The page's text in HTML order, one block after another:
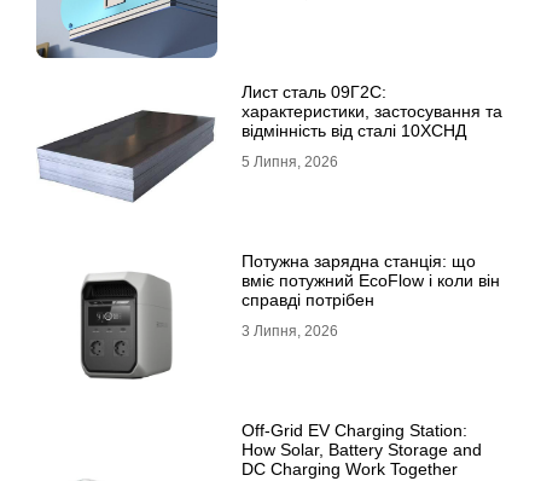
Лист сталь 09Г2С:
характеристики, застосування та
відмінність від сталі 10ХСНД
5 Липня, 2026
Потужна зарядна станція: що
вміє потужний EcoFlow і коли він
справді потрібен
3 Липня, 2026
Off-Grid EV Charging Station:
How Solar, Battery Storage and
DC Charging Work Together